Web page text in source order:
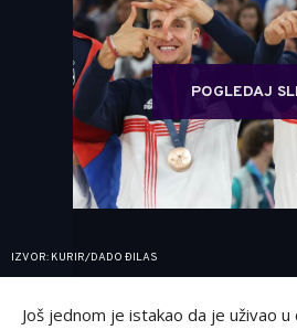
POGLEDAJ
IZVOR: KURIR/DADO ĐILAS
Još jednom je istakao da je uživao